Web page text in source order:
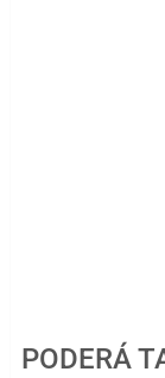
PODERÁ